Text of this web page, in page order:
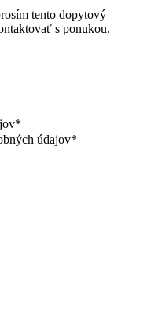
tento dopytový
s ponukou.
údajov*